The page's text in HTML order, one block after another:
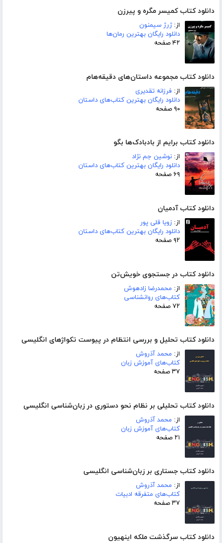
دانلود کتاب کمیسر مگره و پیرزن
از:ژرژ سیمنون
دانلود رایگان بهترین رمان‌ها
۴۲ صفحه
دانلود کتاب مجموعه داستان‌های دقیقه‌هام
از: فرزانه تقدیری
دانلود رایگان بهترین کتاب‌های داستان
۹۰ صفحه
دانلود کتاب برایم از بادبادک‌ها بگو
از: نوشین جم نژاد
دانلود رایگان بهترین کتاب‌های داستان
۶۹ صفحه
دانلود کتاب آدمیان
از: زویا قلی پور
دانلود رایگان بهترین کتاب‌های داستان
۹۲ صفحه
دانلود کتاب در جستجوی خویش‌تن
از: محمدرضا زادهوش
کتاب‌های روانشناسی
۷۲ صفحه
دانلود کتاب تحلیل و بررسی انتظام در پیوست تکواژهای انگلیسی
از: محمد آذروش
کتاب‌های آموزش زبان
۳۷ صفحه
دانلود کتاب تحلیلی بر نظام نحو دستوری در زبان‌شناسی انگلیسی
از: محمد آذروش
کتاب‌های آموزش زبان
۲۱ صفحه
دانلود کتاب جستاری بر زبان‌شناسی انگلیسی
از: محمد آذروش
کتاب‌های متفرقه ادبیات
۳۷ صفحه
دانلود کتاب سرگذشت ملکه اینهیون